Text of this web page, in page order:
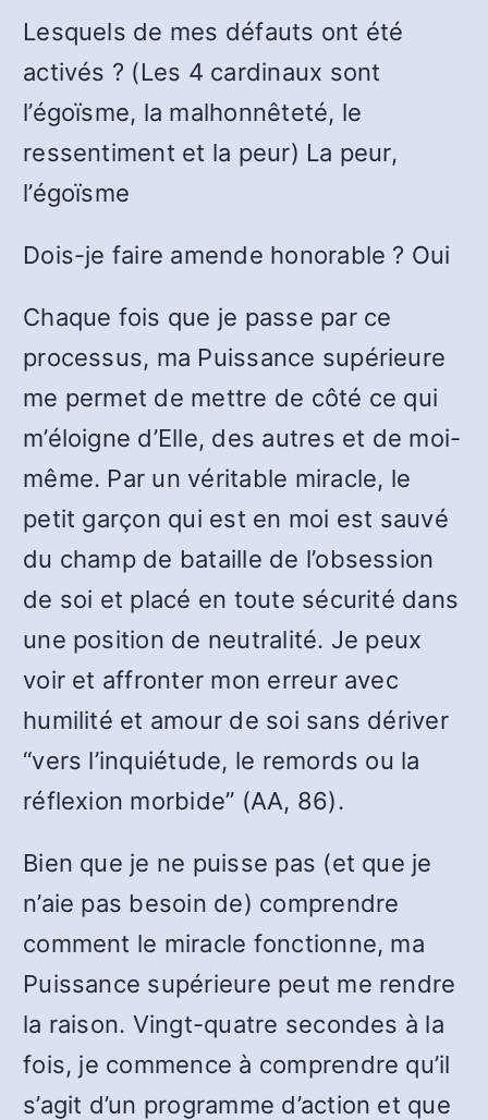
Lesquels de mes défauts ont été
activés ? (Les 4 cardinaux sont
l’égoïsme, la malhonnêteté, le
ressentiment et la peur) La peur,
l’égoïsme
Dois-je faire amende honorable ? Oui
Chaque fois que je passe par ce
processus, ma Puissance supérieure
me permet de mettre de côté ce qui
m’éloigne d’Elle, des autres et de moi-
même. Par un véritable miracle, le
petit garçon qui est en moi est sauvé
du champ de bataille de l’obsession
de soi et placé en toute sécurité dans
une position de neutralité. Je peux
voir et affronter mon erreur avec
humilité et amour de soi sans dériver
“vers l’inquiétude, le remords ou la
réflexion morbide” (AA, 86).
Bien que je ne puisse pas (et que je
n’aie pas besoin de) comprendre
comment le miracle fonctionne, ma
Puissance supérieure peut me rendre
la raison. Vingt-quatre secondes à la
fois, je commence à comprendre qu’il
s’agit d’un programme d’action et que